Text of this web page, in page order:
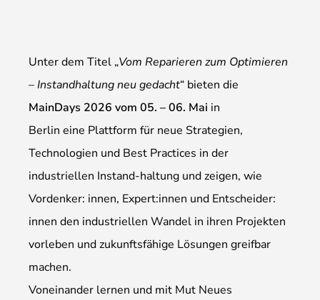
Unter dem Titel „Vom Reparieren zum Optimieren
– Instandhaltung neu gedacht“ bieten die
MainDays 2026 vom 05. – 06. Mai in
Berlin eine Plattform für neue Strategien,
Technologien und Best Practices in der
industriellen Instand-haltung und zeigen, wie
Vordenker: innen, Expert:innen und Entscheider:
innen den industriellen Wandel in ihren Projekten
vorleben und zukunftsfähige Lösungen greifbar
machen.
Voneinander lernen und mit Mut Neues